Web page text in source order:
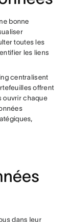
bonne
toutes les
les liens
centralisent
offrent
ouvrir chaque
dans leur